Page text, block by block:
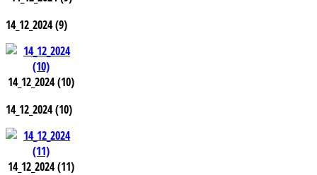
14_12_2024 (9)
14_12_2024 (10)
14_12_2024 (10)
14_12_2024 (11)